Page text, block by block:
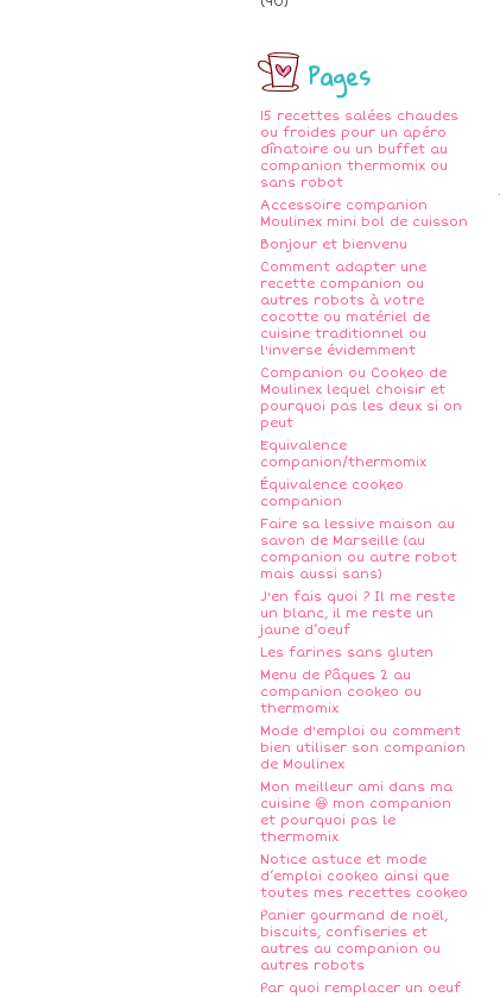
Pages
15 recettes salées chaudes
ou froides pour un apéro
dînatoire ou un buffet au
companion thermomix ou
sans robot
Accessoire companion
Moulinex mini bol de cuisson
Bonjour et bienvenu
Comment adapter une
recette companion ou
autres robots à votre
cocotte ou matériel de
cuisine traditionnel ou
l'inverse évidemment
Companion ou Cookeo de
Moulinex lequel choisir et
pourquoi pas les deux si on
peut
Equivalence
companion/thermomix
Équivalence cookeo
companion
Faire sa lessive maison au
savon de Marseille (au
companion ou autre robot
mais aussi sans)
J'en fais quoi ? Il me reste
un blanc, il me reste un
jaune d’oeuf
Les farines sans gluten
Menu de Pâques 2 au
companion cookeo ou
thermomix
Mode d'emploi ou comment
bien utiliser son companion
de Moulinex
Mon meilleur ami dans ma
cuisine 😆 mon companion
et pourquoi pas le
thermomix
Notice astuce et mode
d’emploi cookeo ainsi que
toutes mes recettes cookeo
Panier gourmand de noël,
biscuits, confiseries et
autres au companion ou
autres robots
Par quoi remplacer un oeuf